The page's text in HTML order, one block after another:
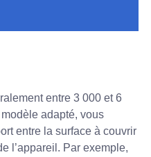
entre 3 000 et 6
adapté, vous
entre la surface à couvrir
l’appareil. Par exemple,